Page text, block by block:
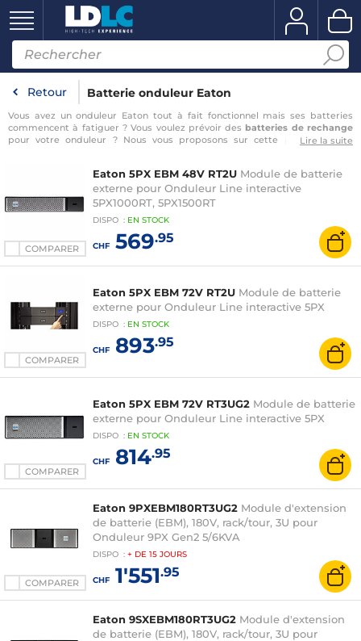
Retour Batterie onduleur Eaton
Vous avez un onduleur Eaton tout à fait fonctionnel mais ses batteries
commencent à fatiguer ? Vous voulez prévoir des batteries de rechange
pour votre onduleur ? Nous vous proposons sur cette page tous les
informatique soit toujours protégé des problèmes d'alimentation. Avec
batteries pour onduleurneuves votre onduleur va avoir le droit à une
seconde jeunesse durable. Ne tombez plus jamais à court de batterie
dans les moments les plus critiques grâce
Lire la suite
COMPARER
Eaton 5PX EBM 48V RT2U Module de batterie
externe pour Onduleur Line interactive
5PX1000RT, 5PX1500RT
DISPO : EN STOCK
CHF569.95
COMPARER
Eaton 5PX EBM 72V RT2U Module de batterie
externe pour Onduleur Line interactive 5PX
DISPO : EN STOCK
CHF893.95
COMPARER
Eaton 5PX EBM 72V RT3UG2 Module de batterie
externe pour Onduleur Line interactive 5PX
DISPO : EN STOCK
CHF814.95
COMPARER
Eaton 9PXEBM180RT3UG2 Module d'extension
de batterie (EBM), 180V, rack/tour, 3U pour
Onduleur 9PX Gen2 5/6KVA
DISPO : + DE 15 JOURS
CHF1'551.95
Eaton 9SXEBM180RT3UG2 Module d'extension
de batterie (EBM), 180V, rack/tour, 3U pour